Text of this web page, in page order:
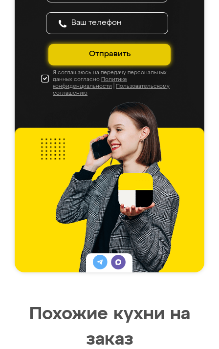
Отправить
Я соглашаюсь на передачу персональных
данных согласно Политике
конфиденциальности
Пользовательскому
соглашению
Похожие кухни на
заказ